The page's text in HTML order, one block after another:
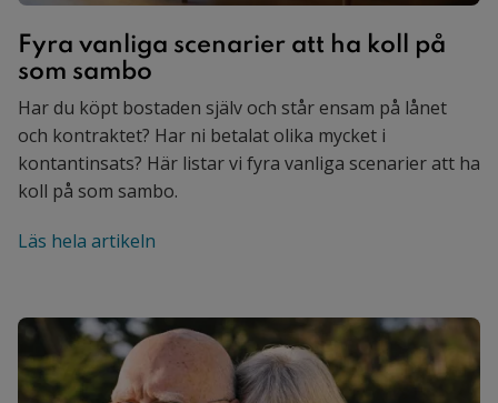
Fyra vanliga scenarier att ha koll på
som sambo
Har du köpt bostaden själv och står ensam på lånet
och kontraktet? Har ni betalat olika mycket i
kontantinsats? Här listar vi fyra vanliga scenarier att ha
koll på som sambo.
Läs hela artikeln